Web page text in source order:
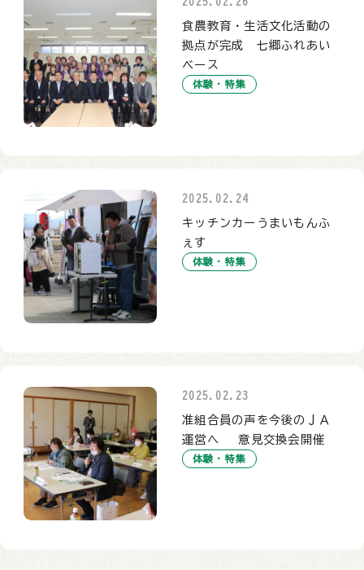
食農教育・生活文化活動の
拠点が完成 七郷ふれあい
ベース
体験・特集
2025.02.24
キッチンカーうまいもんふ
ぇす
体験・特集
2025.02.23
准組合員の声を今後のＪＡ
運営へ 意見交換会開催
体験・特集